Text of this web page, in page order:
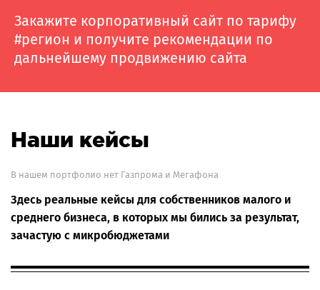
Закажите корпоративный сайт по тарифу
#регион и получите рекомендации по
дальнейшему продвижению сайта
Наши кейсы
В нашем портфолио нет Газпрома и Мегафона
Здесь реальные кейсы для собственников малого и
среднего бизнеса, в которых мы бились за результат,
зачастую с микробюджетами